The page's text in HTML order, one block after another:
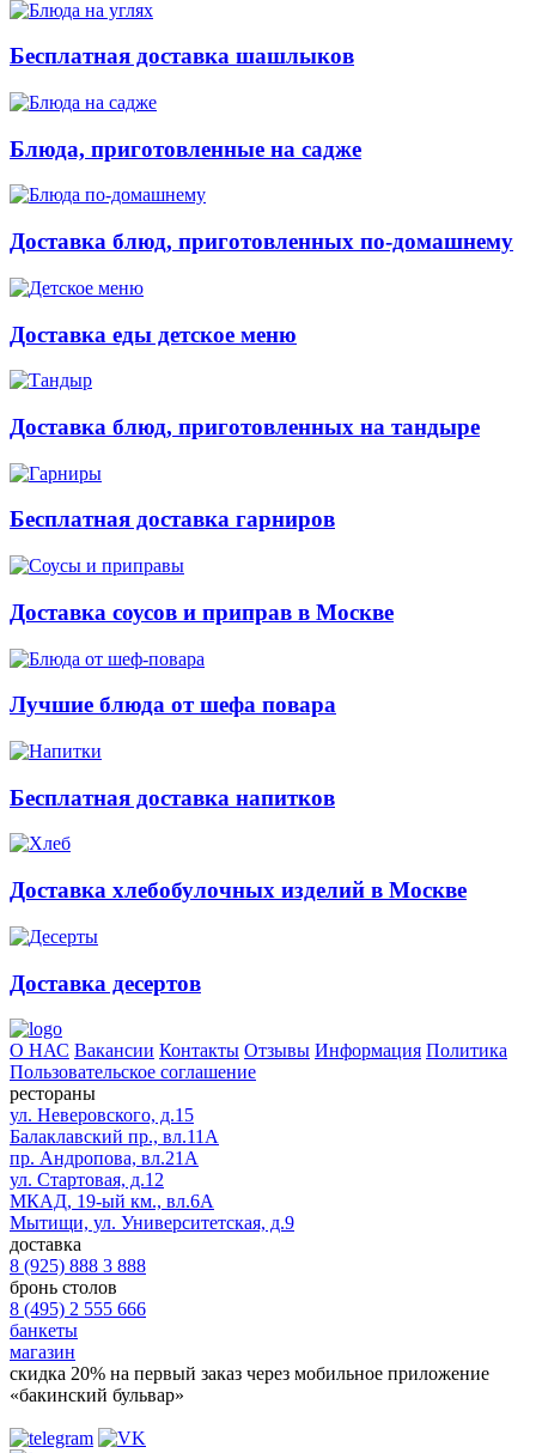
Бесплатная доставка шашлыков
Блюда, приготовленные на садже
Доставка блюд, приготовленных по-домашнему
Доставка еды детское меню
Доставка блюд, приготовленных на тандыре
Бесплатная доставка гарниров
Доставка соусов и приправ в Москве
Лучшие блюда от шефа повара
Бесплатная доставка напитков
Доставка хлебобулочных изделий в Москве
Доставка десертов
О НАС Вакансии Контакты Отзывы Информация Политика
Пользовательское соглашение
рестораны
ул. Неверовского, д.15
Балаклавский пр., вл.11А
пр. Андропова, вл.21А
ул. Стартовая, д.12
МКАД, 19-ый км., вл.6А
Мытищи, ул. Университетская, д.9
доставка
8 (925) 888 3 888
бронь столов
8 (495) 2 555 666
банкеты
магазин
скидка 20% на первый заказ через мобильное приложение
«бакинский бульвар»